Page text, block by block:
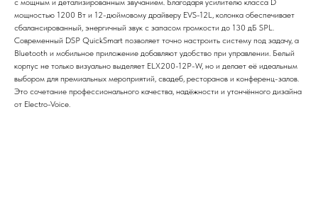
с мощным и детализированным звучанием. Благодаря усилителю класса D
мощностью 1200 Вт и 12-дюймовому драйверу EVS-12L, колонка обеспечивает
сбалансированный, энергичный звук с запасом громкости до 130 дБ SPL.
Современный DSP QuickSmart позволяет точно настроить систему под задачу, а
Bluetooth и мобильное приложение добавляют удобство при управлении. Белый
корпус не только визуально выделяет ELX200-12P-W, но и делает её идеальным
выбором для премиальных мероприятий, свадеб, ресторанов и конференц-залов.
Это сочетание профессионального качества, надёжности и утончённого дизайна
от Electro-Voice.